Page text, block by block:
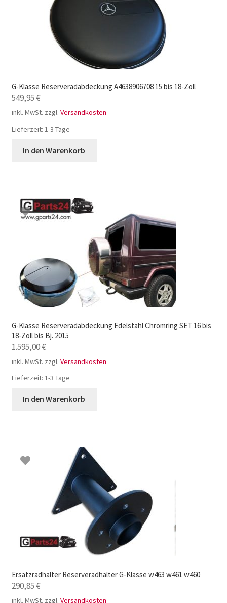
G-Klasse Reserveradabdeckung A4638906708 15 bis 18-Zoll
549,95€
inkl. MwSt. zzgl. Versandkosten
Lieferzeit: 1-3 Tage
In den Warenkorb
G-Klasse Reserveradabdeckung Edelstahl Chromring SET 16 bis
18-Zoll bis Bj. 2015
1.595,00€
inkl. MwSt. zzgl. Versandkosten
Lieferzeit: 1-3 Tage
In den Warenkorb
Ersatzradhalter Reserveradhalter G-Klasse w463 w461 w460
290,85€
inkl. MwSt. zzgl. Versandkosten